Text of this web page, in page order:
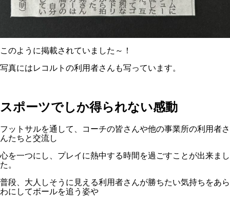
このように掲載されていました～！
写真にはレコルトの利用者さんも写っています。
スポーツでしか得られない感動
フットサルを通して、コーチの皆さんや他の事業所の利用者さ
んたちと交流し
心を一つにし、プレイに熱中する時間を過ごすことが出来まし
た。
普段、大人しそうに見える利用者さんが勝ちたい気持ちをあら
わにしてボールを追う姿や